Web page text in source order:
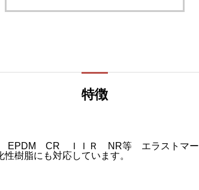
特徴
EPDM CR ＩＩＲ NR等 エラストマー
脂にも対応しています。